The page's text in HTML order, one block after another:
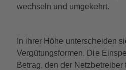
wechseln und umgekehrt.
In ihrer Höhe unterscheiden
Vergütungsformen. Die
Betrag, den der